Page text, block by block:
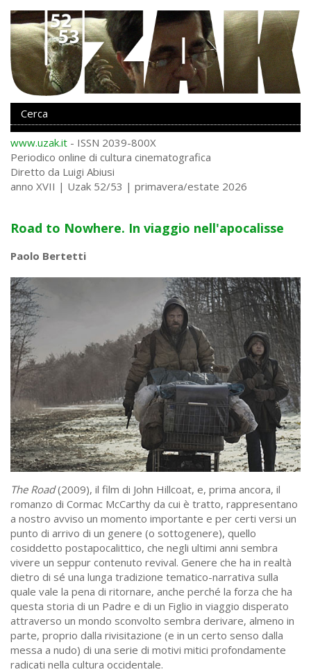
www.uzak.it - ISSN 2039-800X
Periodico online di cultura cinematografica
Diretto da Luigi Abiusi
anno XVII | Uzak 52/53 | primavera/estate 2026
Road to Nowhere. In viaggio nell'apocalisse
Paolo Bertetti
The Road(2009), il film di John Hillcoat, e, prima ancora, il
romanzo di Cormac McCarthy da cui è tratto, rappresentano
a nostro avviso un momento importante e per certi versi un
punto di arrivo di un genere (o sottogenere), quello
cosiddetto postapocalittico, che negli ultimi anni sembra
vivere un seppur contenuto revival. Genere che ha in realtà
dietro di sé una lunga tradizione tematico-narrativa sulla
quale vale la pena di ritornare, anche perché la forza che ha
questa storia di un Padre e di un Figlio in viaggio disperato
attraverso un mondo sconvolto sembra derivare, almeno in
parte, proprio dalla rivisitazione (e in un certo senso dalla
messa a nudo) di una serie di motivi mitici profondamente
radicati nella cultura occidentale.